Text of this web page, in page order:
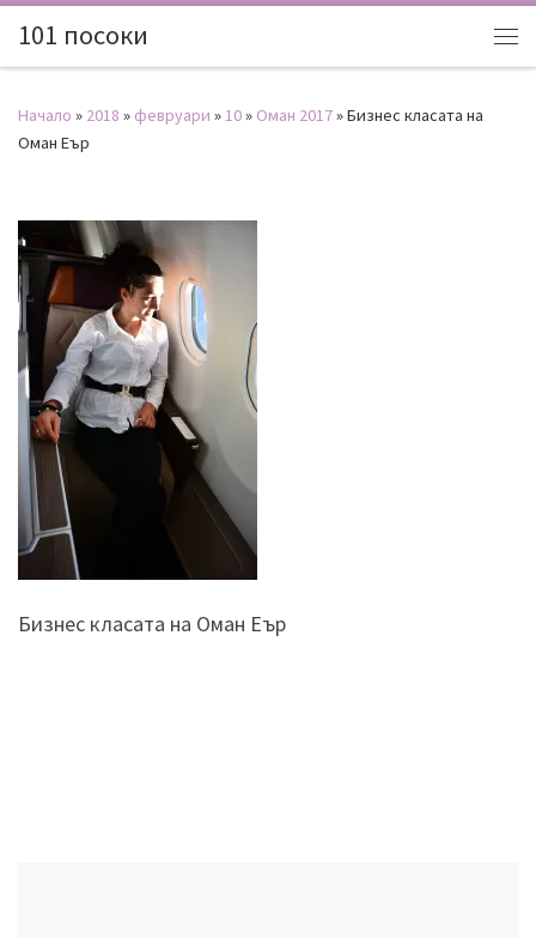
101 посоки
Начало » 2018 » февруари »10» Оман 2017»Бизнес класата на
Оман Еър
Бизнес класата на Оман Еър